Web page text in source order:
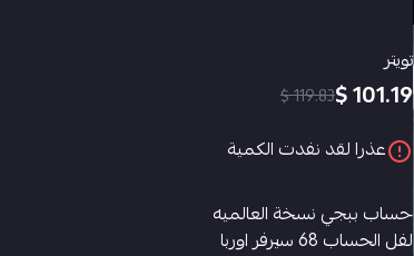
تويتر
101.19 $
119.83 $
عذرا لقد نفدت الكمية
حساب ببجي نسخة العالميه
لفل الحساب 68 سيرفر اوربا